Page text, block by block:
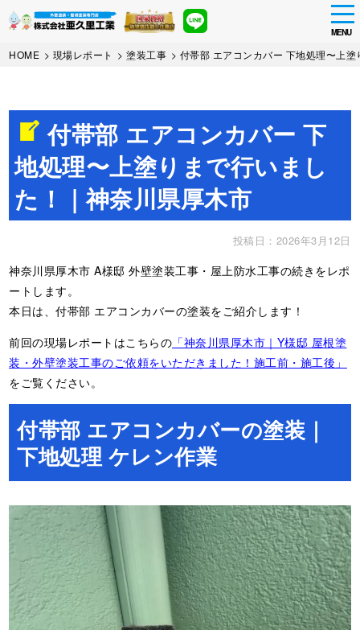
Skip
MENU
HOME > 現場レポート >塗装工事 > 付帯部 エアコンカバー 下地処理〜上
付帯部 エアコンカバー 下
地処理〜上塗りまで行いまし
た！｜神奈川県厚木市
投稿日：2026年3月12日
神奈川県厚木市 A様邸 外壁塗装工事・屋上防水工事の続きをレポ
ートします。
本日は、付帯部 エアコンカバーの塗装をご紹介します！
前回の現場レポートはこちらの 「神奈川県厚木市｜Y様邸 屋根塗
装・外壁塗装工事のご依頼をいただきました！施工前・施工後」
をご覧ください。
付帯部 エアコンカバーの塗装｜
下地処理 ケレン作業